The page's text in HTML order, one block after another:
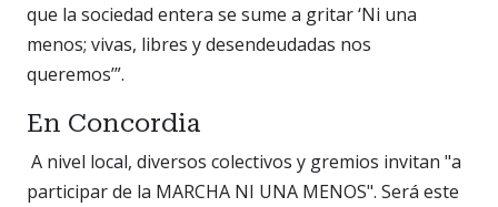
que la sociedad entera se sume a gritar ‘Ni una
menos; vivas, libres y desendeudadas nos
queremos’”.
En Concordia
A nivel local, diversos colectivos y gremios invitan "a
participar de la MARCHA NI UNA MENOS". Será este